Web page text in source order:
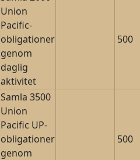
Union
Pacific-
obligationer
genom
daglig
aktivitet
500
Samla 3500
Union
Pacific UP-
obligationer
genom
500